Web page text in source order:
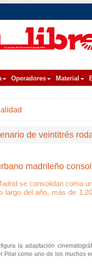
Operadores Material
de veintitrés
madrileño
se consolidan como
largo del año, más de
la adaptación
como uno de los muchos